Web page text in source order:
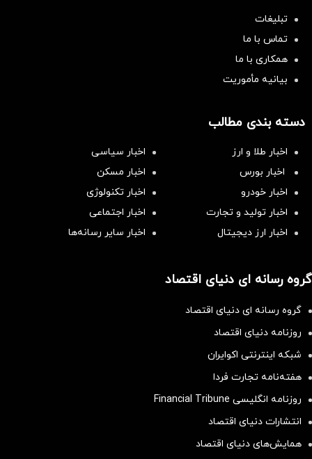
تبلیغات
تماس با ما
همکاری با ما
بیانیه مأموریت
دسته بندی مطالب
اخبار طلا و ارز
اخبار سیاسی
اخبار بورس
اخبار مسکن
اخبار خودرو
اخبار تکنولوژی
اخبار تولید و تجارت
اخبار اجتماعی
اخبار ارز دیجیتال
اخبار سایر رسانه‌‌ها
گروه رسانه ای دنیای اقتصاد
گروه رسانه ای دنیای اقتصاد
روزنامه دنیای اقتصاد
شبکه اینترنتی اکوایران
هفته‌نامه تجارت فردا
روزنامه انگلیسی Financial Tribune
انتشارات دنیای اقتصاد
همایش‌های دنیای اقتصاد